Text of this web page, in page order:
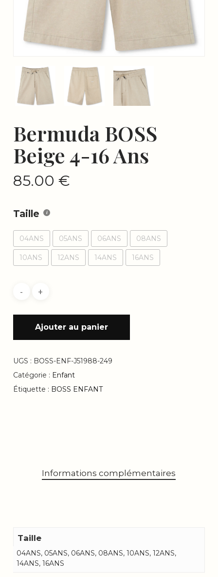
Bermuda BOSS
Beige 4-16 Ans
85.00 €
Taille
04ANS 05ANS 06ANS 08ANS
10ANS 12ANS 14ANS 16ANS
Ajouter au panier
UGS : BOSS-ENF-J51988-249
Catégorie : Enfant
Étiquette : BOSS ENFANT
Informations complémentaires
Taille
04ANS, 05ANS, 06ANS, 08ANS, 10ANS, 12ANS,
14ANS, 16ANS